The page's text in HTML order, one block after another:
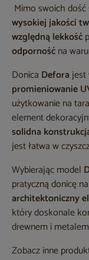
Mimo swoich
wysokiej jakości
względną lekkość
odpornośćna
Donica Deforajest
promieniowanie
użytkowanie na
element
solidna
jest łatwa w
Wybierając model
pratyczną donicę
architektoniczny
który doskonale
drewnem i
Zobacz inne